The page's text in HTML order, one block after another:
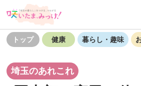
トップ 健康 暮らし・趣味
埼玉のあれこれ